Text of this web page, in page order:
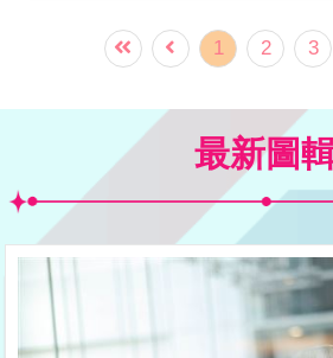
憂心丟丟妹的婚姻，爆料
1 2 3
最新圖